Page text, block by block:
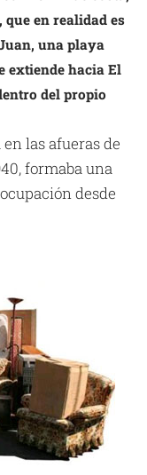
en realidad es
una playa
extiende hacia El
del propio
las afueras de
formaba una
desde